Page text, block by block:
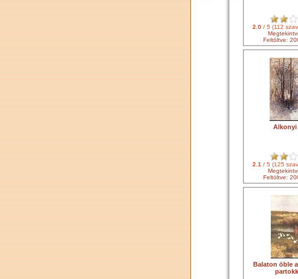
2.0 / 5 (112
Feltöltve:
Alkonyi
2.1 / 5 (125
Feltöltve:
Balaton öble